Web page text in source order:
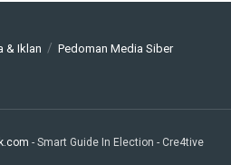
& Iklan Pedoman Media Siber
- Smart Guide In Election - Cre4tive